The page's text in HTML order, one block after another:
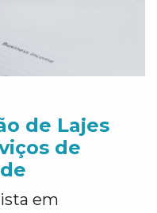
de Lajes
de
em